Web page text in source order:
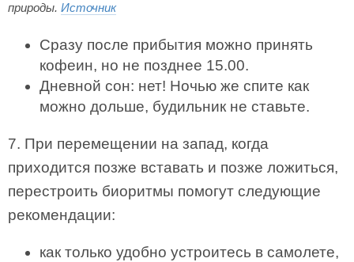
природы. Источник
Сразу после прибытия можно принять
кофеин, но не позднее 15.00.
Дневной сон: нет! Ночью же спите как
можно дольше, будильник не ставьте.
7. При перемещении на запад, когда
приходится позже вставать и позже ложиться,
перестроить биоритмы помогут следующие
рекомендации:
как только удобно устроитесь в самолете,